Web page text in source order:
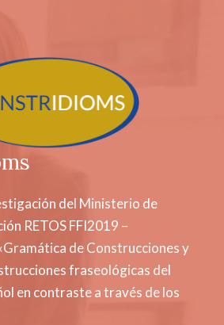
del Ministerio de
RETOS FFI2019 –
de Construcciones y
fraseológicas del
en contraste a través de los